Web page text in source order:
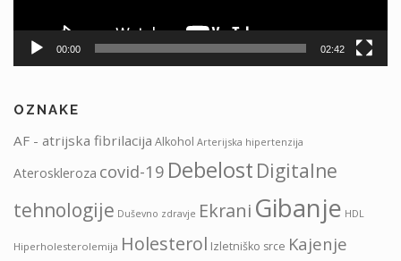
00:00 02:42
OZNAKE
AF - atrijska fibrilacija Alkohol Arterijska hipertenzija
Ateroskleroza covid-19 Debelost Digitalne
tehnologije Duševno zdravje Ekrani Gibanje HDL
Hiperholesterolemija Holesterol Izletniško srce Kajenje